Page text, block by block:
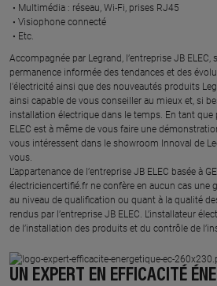
Multimédia : réseau, Wi-Fi, prises RJ45​
Visiophone connecté​
Etc.​
​Accompagnée par Legrand, l’entreprise JB ELEC,
permanence informée des tendances et des
l'électricité ainsi que des nouveautés produits
ainsi capable de vous conseiller au mieux et, si
installation électrique dans le temps. En tant que
ELEC est à même de vous faire une
vous intéressent dans le showroom Innoval de
vous.​
L’appartenance de l’entreprise JB ELEC basée à
électriciencertifié.fr ne confère en aucun cas une
au niveau de qualification ou quant à la qualité
rendus par l’entreprise JB ELEC. L’installateur
de l’installation des produits et du contrôle de
UN EXPERT EN EFFICACITÉ